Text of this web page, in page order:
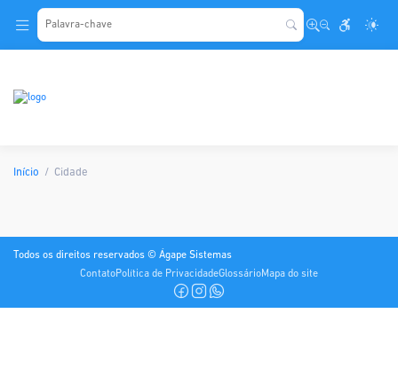
Início Cidade
Todos os direitos reservados © Ágape Sistemas
ContatoPolítica de PrivacidadeGlossárioMapa do site